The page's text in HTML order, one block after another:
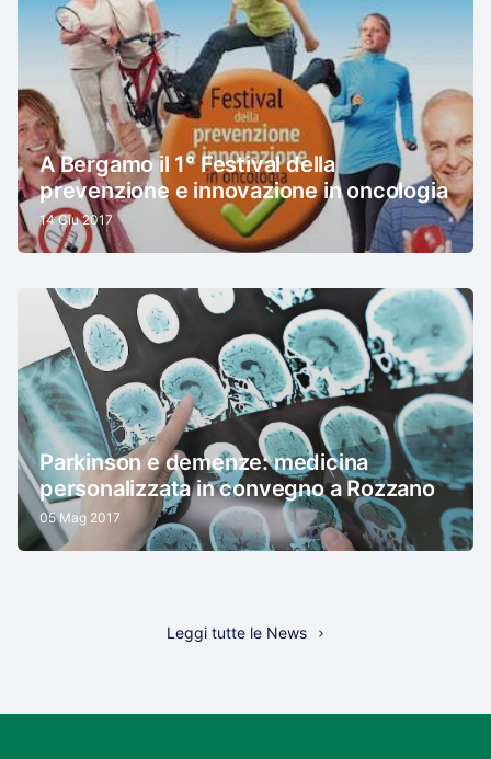
A Bergamo il 1° Festival della
prevenzione e innovazione in oncologia
14 Giu 2017
Parkinson e demenze: medicina
personalizzata in convegno a Rozzano
05 Mag 2017
Leggi tutte le News